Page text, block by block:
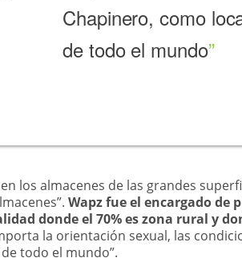
Chapinero, como
de todo el mundo
los almacenes de las grandes
Wapz fue el encargado de
donde el 70% es zona rural y
la orientación sexual, las
todo el mundo”.